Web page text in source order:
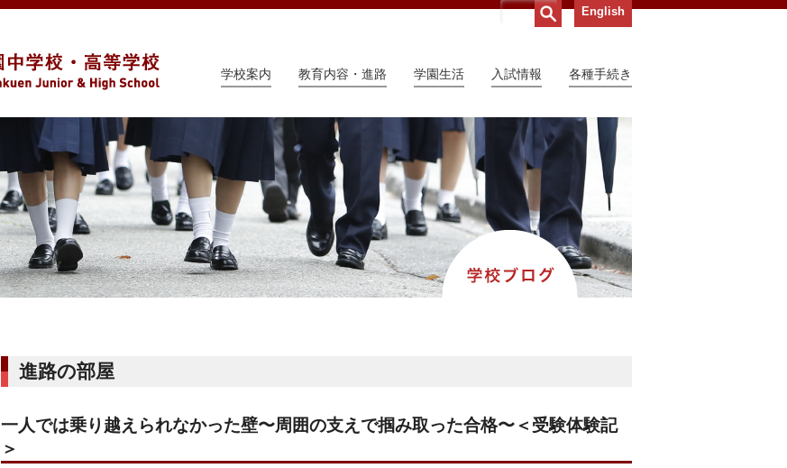
English
学校案内 教育内容・進路 学園生活 入試情報 各種手続き
進路の部屋
一人では乗り越えられなかった壁〜周囲の支えで掴み取った合格〜＜受験体験記
＞